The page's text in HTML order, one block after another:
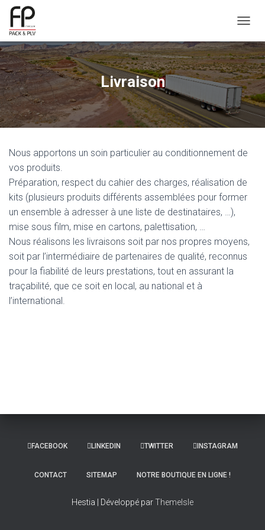
Livraison
Nous apportons un soin particulier au conditionnement de
vos produits.
Préparation, respect du cahier des charges, réalisation de
kits (plusieurs produits différents assemblées pour former
un ensemble à adresser à une liste de destinataires, …),
mise sous film, mise en cartons, palettisation, …
Nous réalisons les livraisons soit par nos propres moyens,
soit par l’intermédiaire de partenaires de qualité, reconnus
pour la fiabilité de leurs prestations, tout en assurant la
traçabilité, que ce soit en local, au national et à
l’international.
FACEBOOK LINKEDIN TWITTER INSTAGRAM
CONTACT SITEMAP NOTRE BOUTIQUE EN LIGNE !
Hestia | Développé parThemeIsle